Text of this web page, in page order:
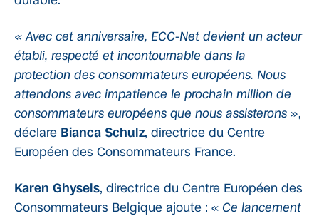
« Avec cet anniversaire, ECC-Net devient un acteur
établi, respecté et incontournable dans la
protection des consommateurs européens. Nous
attendons avec impatience le prochain million de
consommateurs européens que nous assisterons »,
déclare Bianca Schulz, directrice du Centre
Européen des Consommateurs France.
Karen Ghysels, directrice du Centre Européen des
Consommateurs Belgique ajoute : « Ce lancement